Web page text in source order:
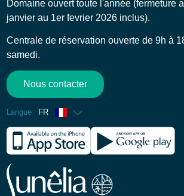
Domaine ouvert toute l'année (fermeture
janvier au 1er fevrier 2026 inclus).
Centrale de réservation ouverte de 9h à
samedi.
Nous contacter
Langue FR
Anglais
Espagnol
Allemand